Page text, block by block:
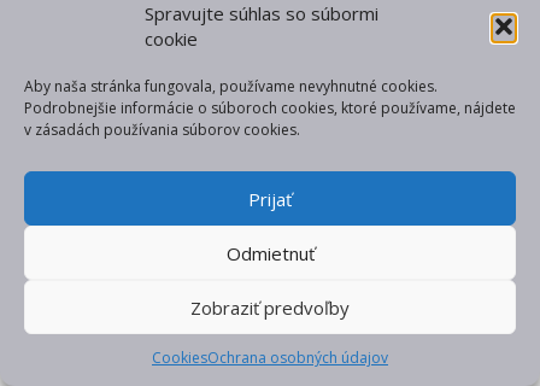
Spravujte súhlas so súbormi
cookie
Aby naša stránka fungovala, používame nevyhnutné cookies.
Podrobnejšie informácie o súboroch cookies, ktoré používame, nájdete
v zásadách používania súborov cookies.
Prijať
Odmietnuť
Zobraziť predvoľby
CookiesOchrana osobných údajov
web od gfxpulse